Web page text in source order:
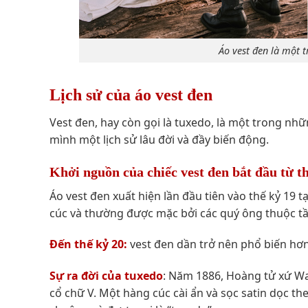
Áo vest đen là một
Lịch sử của áo vest đen
Vest đen, hay còn gọi là tuxedo, là một trong
mình một lịch sử lâu đời và đầy biến động.
Khởi nguồn của chiếc vest đen bắt đầu từ
Áo vest đen xuất hiện lần đầu tiên vào thế kỷ 19
cúc và thường được mặc bởi các quý ông
Đến thế kỷ 20: vest đen dần trở nên phổ biến
Sự ra đời của tuxedo: Năm 1886, Hoàng tử xứ
cổ chữ V. Một hàng cúc cài ẩn và sọc satin dọc